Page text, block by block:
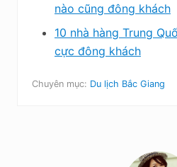
nào cũng đông khách
10 nhà hàng Trung
cực đông khách
Chuyên mục: Du lịch Bắc Giang